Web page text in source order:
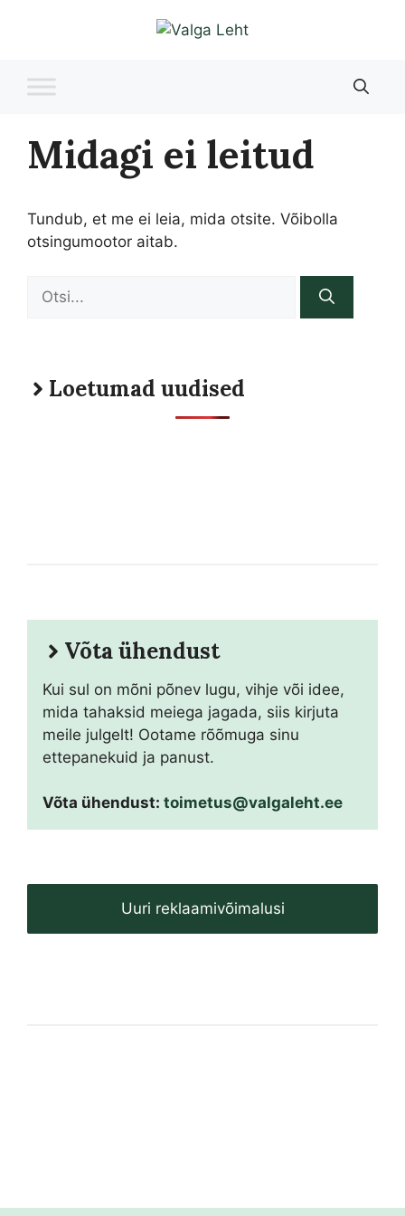
Midagi ei leitud
Tundub, et me ei leia, mida otsite. Võibolla
otsingumootor aitab.
Otsi:
Loetumad uudised
Võta ühendust
Kui sul on mõni põnev lugu, vihje või idee,
mida tahaksid meiega jagada, siis kirjuta
meile julgelt! Ootame rõõmuga sinu
ettepanekuid ja panust.
Võta ühendust: toimetus@valgaleht.ee
Uuri reklaamivõimalusi